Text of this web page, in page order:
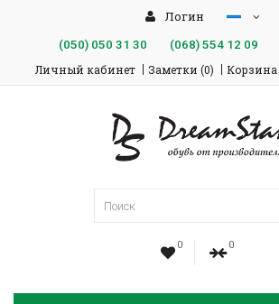
Логин
(050)050 31 30 (068)554 12 09
Личный кабинет Заметки (0)
0 0